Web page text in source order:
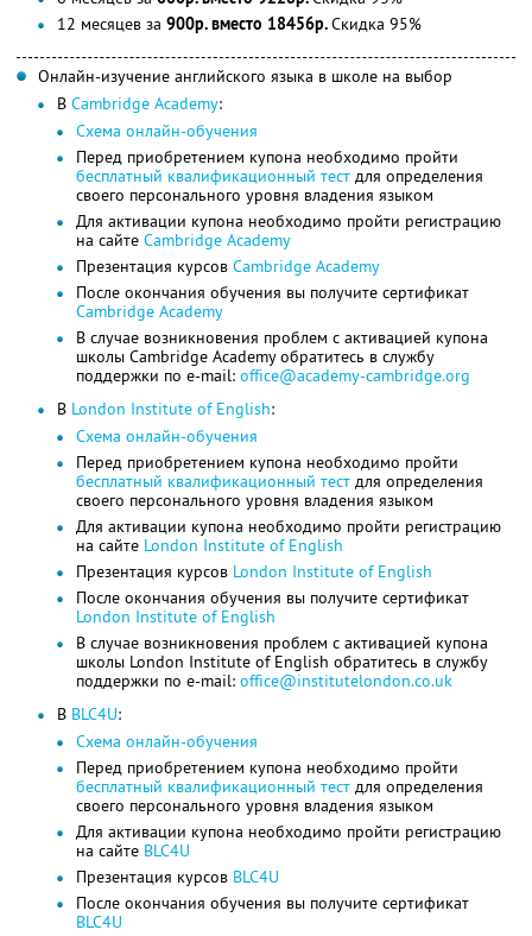
12 месяцев за 900р. вместо 18456р.Скидка 95%
Онлайн-изучение английского языка в школе на выбор
В Cambridge Academy:
Схема онлайн-обучения
Перед приобретением купона необходимо пройти
бесплатный квалификационный тест для определения
своего персонального уровня владения языком
Для активации купона необходимо пройти регистрацию
на сайте Cambridge Academy
Презентация курсов Cambridge Academy
После окончания обучения вы получите сертификат
Cambridge Academy
В случае возникновения проблем с активацией купона
школы Cambridge Academy обратитесь в службу
поддержки по e-mail: office@academy-cambridge.org
В London Institute of English:
Схема онлайн-обучения
Перед приобретением купона необходимо пройти
бесплатный квалификационный тест для определения
своего персонального уровня владения языком
Для активации купона необходимо пройти регистрацию
на сайте London Institute of English
Презентация курсов London Institute of English
После окончания обучения вы получите сертификат
London Institute of English
В случае возникновения проблем с активацией купона
школы London Institute of English обратитесь в службу
поддержки по e-mail: office@institutelondon.co.uk
В BLC4U:
Схема онлайн-обучения
Перед приобретением купона необходимо пройти
бесплатный квалификационный тест для определения
своего персонального уровня владения языком
Для активации купона необходимо пройти регистрацию
на сайте BLC4U
Презентация курсов BLC4U
После окончания обучения вы получите сертификат
BLC4U